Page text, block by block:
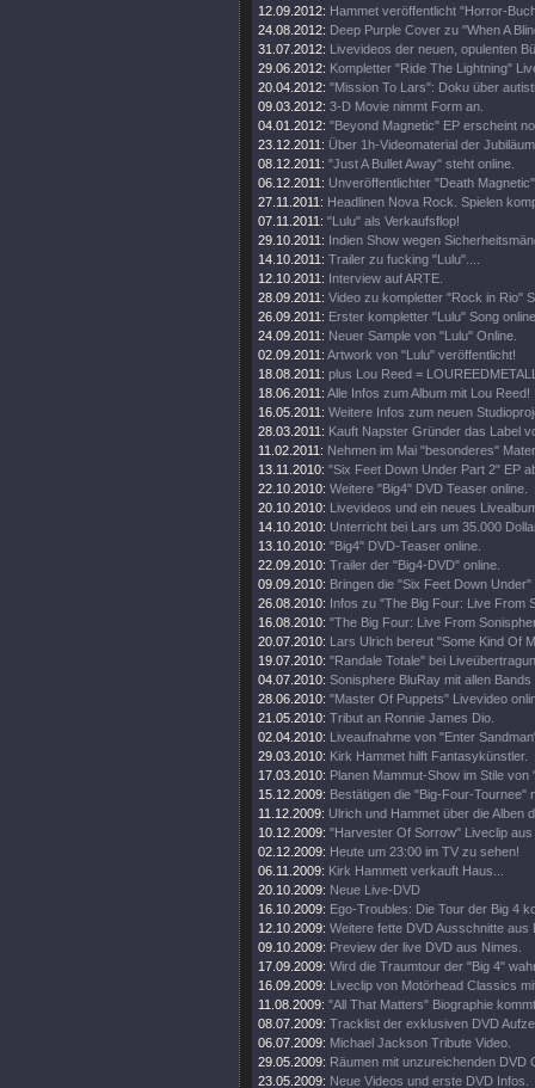
12.09.2012: Hammet veröffentlicht "Horror-
24.08.2012: Deep Purple Cover zu "When A
31.07.2012: Livevideos der neuen, opulenten
29.06.2012: Kompletter "Ride The Lightning"
20.04.2012: "Mission To Lars": Doku über
09.03.2012: 3-D Movie nimmt Form an.
04.01.2012: "Beyond Magnetic" EP erscheint
23.12.2011: Über 1h-Videomaterial der
08.12.2011: "Just A Bullet Away" steht online.
06.12.2011: Unveröffentlichter "Death
27.11.2011: Headlinen Nova Rock. Spielen
07.11.2011: "Lulu" als Verkaufsflop!
29.10.2011: Indien Show wegen
14.10.2011: Trailer zu fucking "Lulu"....
12.10.2011: Interview auf ARTE.
28.09.2011: Video zu kompletter "Rock in Rio"
26.09.2011: Erster kompletter "Lulu" Song
24.09.2011: Neuer Sample von "Lulu" Online.
02.09.2011: Artwork von "Lulu" veröffentlicht!
18.08.2011: plus Lou Reed =
18.06.2011: Alle Infos zum Album mit Lou Reed!
16.05.2011: Weitere Infos zum neuen
28.03.2011: Kauft Napster Gründer das Label
11.02.2011: Nehmen im Mai "besonderes"
13.11.2010: "Six Feet Down Under Part 2" EP
22.10.2010: Weitere "Big4" DVD Teaser online.
20.10.2010: Livevideos und ein neues
14.10.2010: Unterricht bei Lars um 35.000
13.10.2010: "Big4" DVD-Teaser online.
22.09.2010: Trailer der "Big4-DVD" online.
09.09.2010: Bringen die "Six Feet Down Under"
26.08.2010: Infos zu "The Big Four: Live From
16.08.2010: "The Big Four: Live From
20.07.2010: Lars Ulrich bereut "Some Kind Of
19.07.2010: "Randale Totale" bei
04.07.2010: Sonisphere BluRay mit allen Bands
28.06.2010: "Master Of Puppets" Livevideo
21.05.2010: Tribut an Ronnie James Dio.
02.04.2010: Liveaufnahme von "Enter
29.03.2010: Kirk Hammet hilft Fantasykünstler.
17.03.2010: Planen Mammut-Show im Stile von
15.12.2009: Bestätigen die "Big-Four-Tournee"
11.12.2009: Ulrich und Hammet über die Alben
10.12.2009: "Harvester Of Sorrow" Liveclip
02.12.2009: Heute um 23:00 im TV zu sehen!
06.11.2009: Kirk Hammett verkauft Haus...
20.10.2009: Neue Live-DVD
16.10.2009: Ego-Troubles: Die Tour der Big 4
12.10.2009: Weitere fette DVD Ausschnitte aus
09.10.2009: Preview der live DVD aus Nimes.
17.09.2009: Wird die Traumtour der "Big 4"
16.09.2009: Liveclip von Motörhead Classics
11.08.2009: "All That Matters" Biographie
08.07.2009: Tracklist der exklusiven DVD
06.07.2009: Michael Jackson Tribute Video.
29.05.2009: Räumen mit unzureichenden DVD
23.05.2009: Neue Videos und erste DVD Infos.